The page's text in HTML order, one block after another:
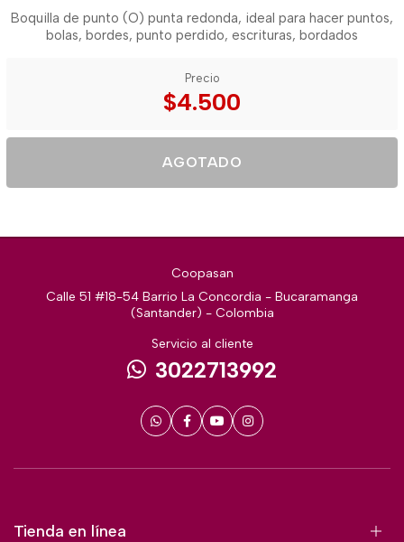
Boquilla de punto (O) punta redonda, ideal para hacer puntos,
bolas, bordes, punto perdido, escrituras, bordados
Precio
$4.500
AGOTADO
Coopasan
Calle 51 #18-54 Barrio La Concordia - Bucaramanga
(Santander) - Colombia
Servicio al cliente
3022713992
Tienda en línea